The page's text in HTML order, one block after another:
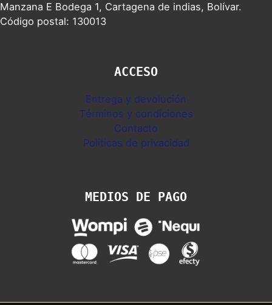
Manzana E Bodega 1, Cartagena de indias, Bolívar.
Código postal: 130013
ACCESO
Entrega y devolución
Términos y condiciones
Contacto
Politicas de privacidad
MEDIOS DE PAGO